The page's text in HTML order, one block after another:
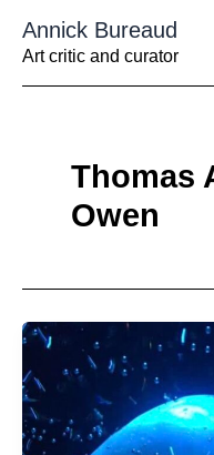
contenu
Annick Bureaud
Art critic and curator
Thomas
Owen